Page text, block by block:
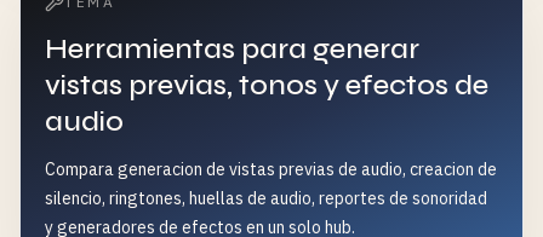
Herramientas para generar
vistas previas, tonos y efectos de
audio
Compara generacion de vistas previas de audio, creacion de
silencio, ringtones, huellas de audio, reportes de sonoridad
y generadores de efectos en un solo hub.